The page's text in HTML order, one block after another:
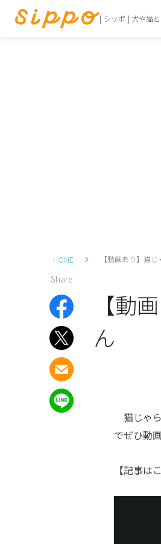
[ シッポ ] 犬や猫
HOME 【動画あり】猫
Share
【動
ん
猫じゃ
でぜひ動
【記事は